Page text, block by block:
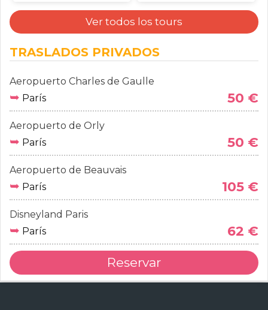
Ver todos los tours
TRASLADOS PRIVADOS
Aeropuerto Charles de Gaulle
➥ París 50 €
Aeropuerto de Orly
➥ París 50 €
Aeropuerto de Beauvais
➥ París 105 €
Disneyland Paris
➥ París 62 €
Reservar